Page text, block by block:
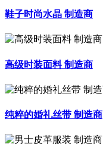
鞋子时尚水晶 制造商
高级时装面料 制造商
纯粹的婚礼丝带 制造商